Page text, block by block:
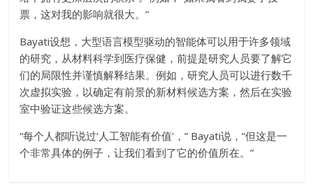
票，这对我的影响就很大。”
Bayati设想，大型语言模型驱动的智能体可以用于许多领域
的研究，从材料科学到医疗保健，前提是研究人员要了解它
们的局限性并谨慎解释结果。例如，研究人员可以进行数千
次虚拟实验，以确定有前景的新材料候选方案，然后在实验
室中验证这些候选方案。
“每个人都听说过‘人工智能有价值’，” Bayati说，“但这是一
个非常具体的例子，让我们看到了它的价值所在。”